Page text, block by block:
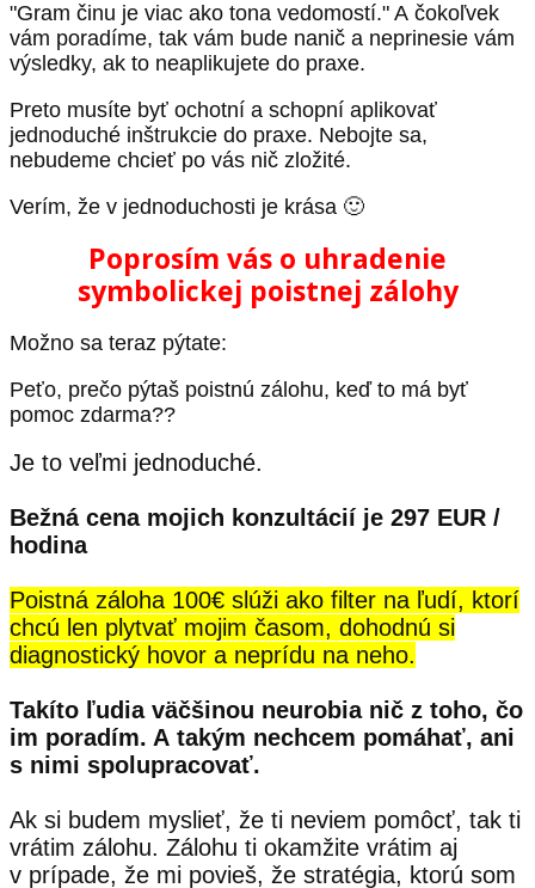
"Gram činu je viac ako tona vedomostí." A čokoľvek
vám poradíme, tak vám bude nanič a neprinesie vám
výsledky, ak to neaplikujete do praxe.
Preto musíte byť ochotní a schopní aplikovať
jednoduché inštrukcie do praxe. Nebojte sa,
nebudeme chcieť po vás nič zložité.
Verím, že v jednoduchosti je krása 🙂
Poprosím vás o uhradenie
symbolickej poistnej zálohy
Možno sa teraz pýtate:
Peťo, prečo pýtaš poistnú zálohu, keď to má byť
pomoc zdarma??
Je to veľmi jednoduché.
Bežná cena mojich konzultácií je 297 EUR /
hodina
Poistná záloha 100€ slúži ako filter na ľudí, ktorí
chcú len plytvať mojim časom, dohodnú si
diagnostický hovor a neprídu na neho.
Takíto ľudia väčšinou neurobia nič z toho, čo
im poradím. A takým nechcem pomáhať, ani
s nimi spolupracovať.
Ak si budem myslieť, že ti neviem pomôcť, tak ti
vrátim zálohu. Zálohu ti okamžite vrátim aj
v prípade, že mi povieš, že stratégia, ktorú som